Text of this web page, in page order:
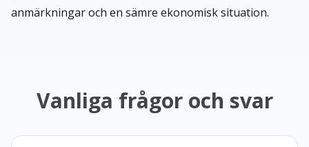
anmärkningar och en sämre ekonomisk situation.
Vanliga frågor och svar